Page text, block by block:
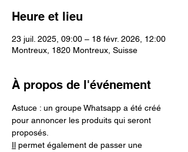
Heure et lieu
23 juil. 2025, 09:00 – 18 févr. 2026, 12:00
Montreux, 1820 Montreux, Suisse
À propos de l'événement
Astuce : un groupe Whatsapp a été créé
pour annoncer les produits qui seront
proposés.
Il permet également de passer une